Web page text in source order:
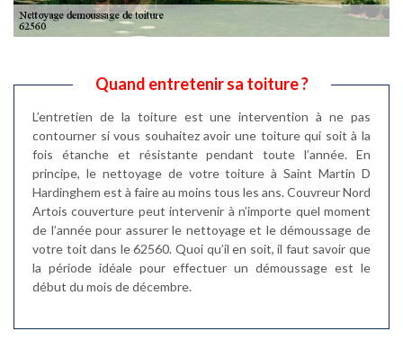
Quand entretenir sa toiture ?
L’entretien de la toiture est une intervention à ne pas
contourner si vous souhaitez avoir une toiture qui soit à la
fois étanche et résistante pendant toute l’année. En
principe, le nettoyage de votre toiture à Saint Martin D
Hardinghem est à faire au moins tous les ans. Couvreur Nord
Artois couverture peut intervenir à n’importe quel moment
de l’année pour assurer le nettoyage et le démoussage de
votre toit dans le 62560. Quoi qu’il en soit, il faut savoir que
la période idéale pour effectuer un démoussage est le
début du mois de décembre.